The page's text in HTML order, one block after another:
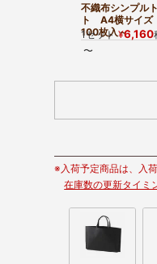
不織布シンプル
ト A4横サイズ
100枚入～
1セット ¥6,160
〜
※入荷予定商品は、入
在庫数の更新タイミ